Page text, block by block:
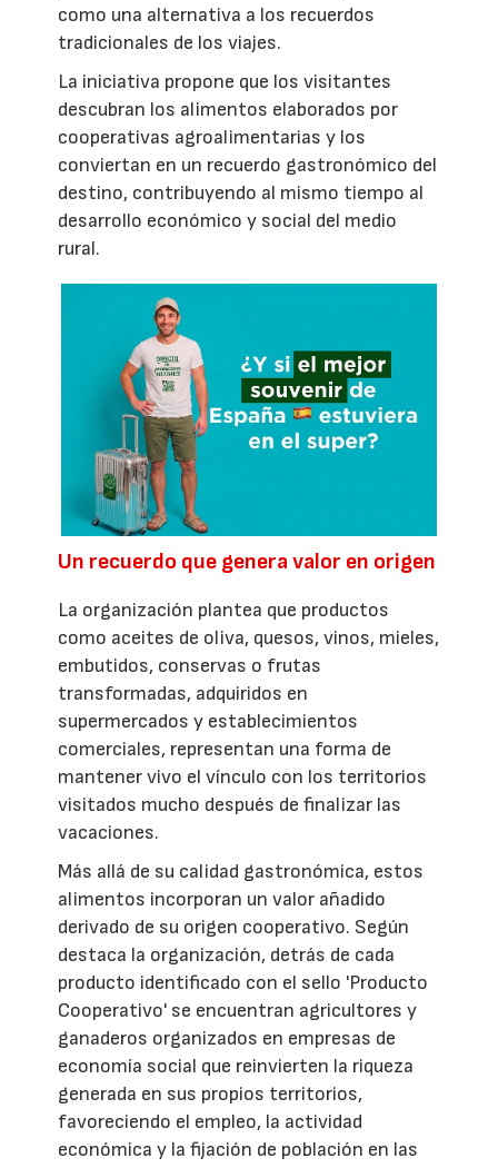
como una alternativa a los recuerdos
tradicionales de los viajes.
La iniciativa propone que los visitantes
descubran los alimentos elaborados por
cooperativas agroalimentarias y los
conviertan en un recuerdo gastronómico del
destino, contribuyendo al mismo tiempo al
desarrollo económico y social del medio
rural.
Un recuerdo que genera valor en origen
La organización plantea que productos
como aceites de oliva, quesos, vinos, mieles,
embutidos, conservas o frutas
transformadas, adquiridos en
supermercados y establecimientos
comerciales, representan una forma de
mantener vivo el vínculo con los territorios
visitados mucho después de finalizar las
vacaciones.
Más allá de su calidad gastronómica, estos
alimentos incorporan un valor añadido
derivado de su origen cooperativo. Según
destaca la organización, detrás de cada
producto identificado con el sello 'Producto
Cooperativo' se encuentran agricultores y
ganaderos organizados en empresas de
economía social que reinvierten la riqueza
generada en sus propios territorios,
favoreciendo el empleo, la actividad
económica y la fijación de población en las